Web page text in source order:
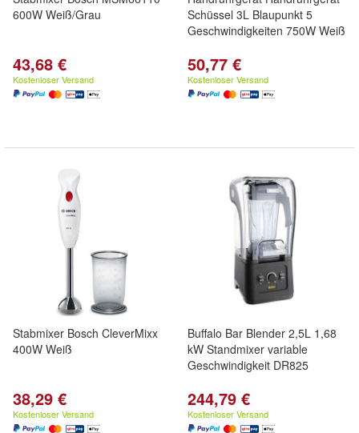
600W Weiß/Grau
43,68 €
Kostenloser Versand
Schüssel 3L Blaupunkt 5
Geschwindigkeiten 750W Weiß
50,77 €
Kostenloser Versand
Stabmixer Bosch CleverMixx
400W Weiß
38,29 €
Kostenloser Versand
Buffalo Bar Blender 2,5L 1,68
kW Standmixer variable
Geschwindigkeit DR825
244,79 €
Kostenloser Versand